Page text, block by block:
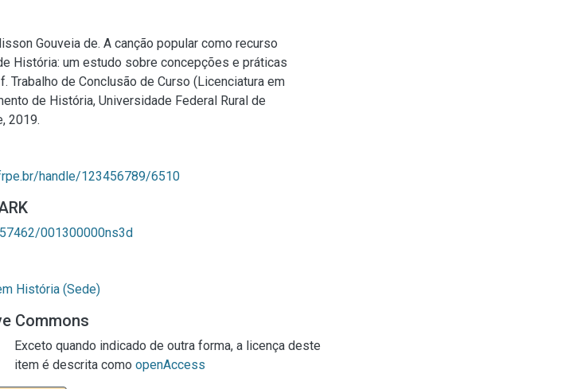
Gouveia de. A canção popular como recurso
História: um estudo sobre concepções e práticas
Trabalho de Conclusão de Curso (Licenciatura em
de História, Universidade Federal Rural de
2019.
handle/123456789/6510
001300000ns3d
História (Sede)
Commons
Exceto quando indicado de outra forma, a licença deste
item é descrita como openAccess